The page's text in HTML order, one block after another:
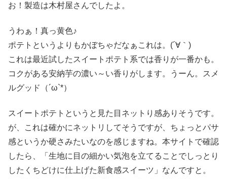
お！製造は木村屋さんでしたよ。
うわぁ！真っ黄色♪
ポテトというよりもかぼちゃだなぁこれは。(´∀｀)
これは最近試したスイートポテト系では香りが一番かも。
コクがある安納芋の濃い～い香りがします。うーん。スメ
ルグッド（´ω`*）
スイートポテトというと見た目ネットり感ありそうです。
が、これは確かにネットリしてそうですが、ちょっとパサ
感というか硬さみたいなのを感じますね。本サイトで確認
したら、「生地に目の細かい気泡を立てることでしっとり
したくちどけに仕上げた新食感スイーツ」なんですと。